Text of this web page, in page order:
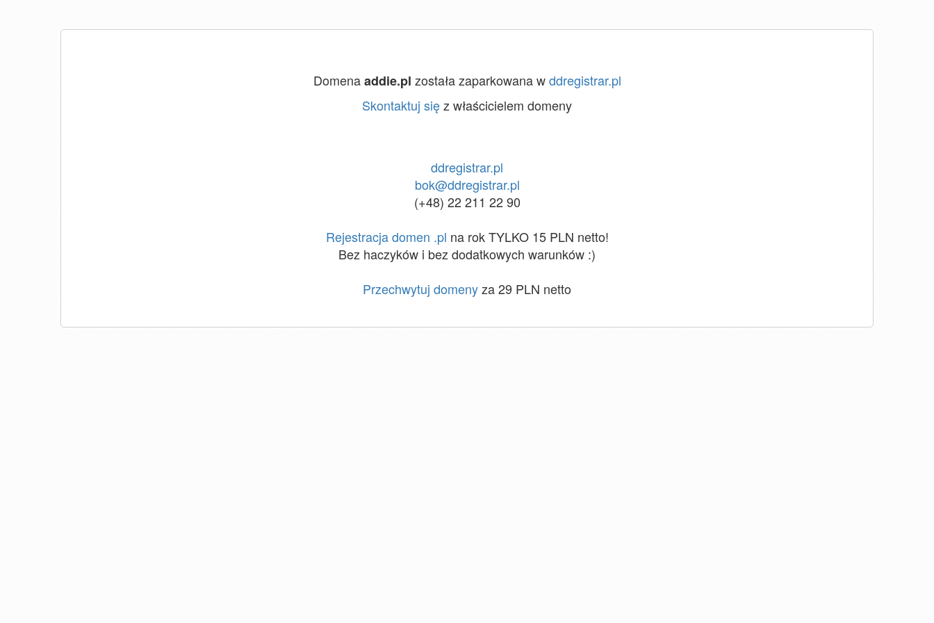
Domenaaddie.pl została zaparkowana wddregistrar.pl
Skontaktuj sięz właścicielem domeny
ddregistrar.pl
bok@ddregistrar.pl
(+48) 22 211 22 90
Rejestracja domen .pl na rok TYLKO 15 PLN netto!
Bez haczyków i bez dodatkowych warunków :)
Przechwytuj domenyza 29 PLN netto